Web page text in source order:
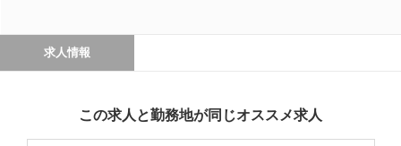
求人情報
この求人と勤務地が同じオススメ求人